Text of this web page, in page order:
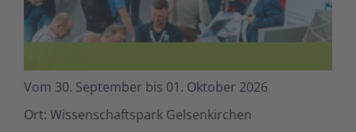
Vom 30. September bis 01. Oktober 2026
Ort: Wissenschaftspark Gelsenkirchen